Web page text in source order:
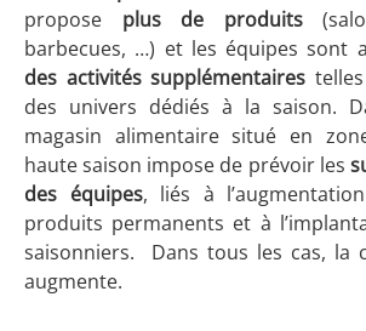
propose plus de produits
barbecues, …) et les équipes sont
des activités supplémentaires
des univers dédiés à la saison.
magasin alimentaire situé en
haute saison impose de prévoir les
des équipes, liés à
produits permanents et à
saisonniers. Dans tous les cas, la
augmente.